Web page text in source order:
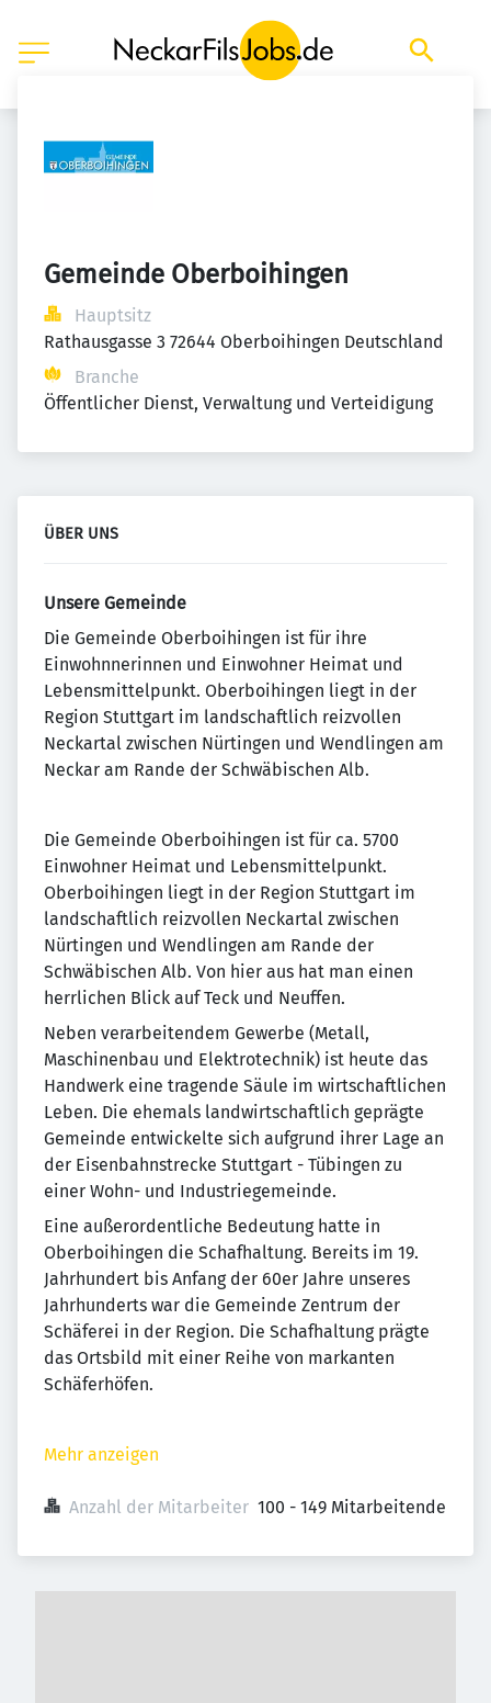
Gemeinde Oberboihingen
Hauptsitz
Rathausgasse 3 72644 Oberboihingen Deutschland
Branche
Öffentlicher Dienst, Verwaltung und Verteidigung
ÜBER UNS
Unsere Gemeinde
Die Gemeinde Oberboihingen ist für ihre
Einwohnnerinnen und Einwohner Heimat und
Lebensmittelpunkt. Oberboihingen liegt in der
Region Stuttgart im landschaftlich reizvollen
Neckartal zwischen Nürtingen und Wendlingen am
Neckar am Rande der Schwäbischen Alb.
Die Gemeinde Oberboihingen ist für ca. 5700
Einwohner Heimat und Lebensmittelpunkt.
Oberboihingen liegt in der Region Stuttgart im
landschaftlich reizvollen Neckartal zwischen
Nürtingen und Wendlingen am Rande der
Schwäbischen Alb. Von hier aus hat man einen
herrlichen Blick auf Teck und Neuffen.
Neben verarbeitendem Gewerbe (Metall,
Maschinenbau und Elektrotechnik) ist heute das
Handwerk eine tragende Säule im wirtschaftlichen
Leben. Die ehemals landwirtschaftlich geprägte
Gemeinde entwickelte sich aufgrund ihrer Lage an
der Eisenbahnstrecke Stuttgart - Tübingen zu
einer Wohn- und Industriegemeinde.
Eine außerordentliche Bedeutung hatte in
Oberboihingen die Schafhaltung. Bereits im 19.
Jahrhundert bis Anfang der 60er Jahre unseres
Jahrhunderts war die Gemeinde Zentrum der
Schäferei in der Region. Die Schafhaltung prägte
das Ortsbild mit einer Reihe von markanten
Schäferhöfen.
Mehr anzeigen
Anzahl der Mitarbeiter 100 - 149 Mitarbeitende